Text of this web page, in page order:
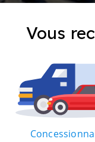
Vous